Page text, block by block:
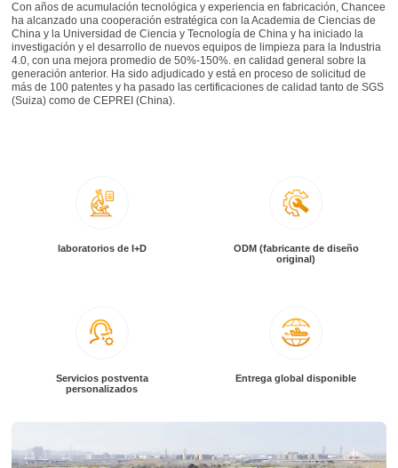
Con años de acumulación tecnológica y experiencia en fabricación, Chancee
ha alcanzado una cooperación estratégica con la Academia de Ciencias de
China y la Universidad de Ciencia y Tecnología de China y ha iniciado la
investigación y el desarrollo de nuevos equipos de limpieza para la Industria
4.0, con una mejora promedio de 50%-150%. en calidad general sobre la
generación anterior. Ha sido adjudicado y está en proceso de solicitud de
más de 100 patentes y ha pasado las certificaciones de calidad tanto de SGS
(Suiza) como de CEPREI (China).
laboratorios de I+D
ODM (fabricante de diseño
original)
Servicios postventa
personalizados
Entrega global disponible